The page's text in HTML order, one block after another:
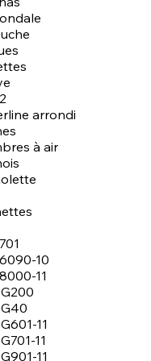
arrondi
à air
10
11
11
11
11